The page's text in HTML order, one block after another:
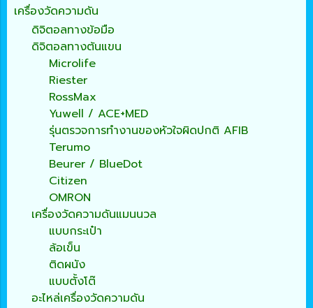
เครื่องวัดความดัน
ดิจิตอลทางข้อมือ
ดิจิตอลทางต้นแขน
Microlife
Riester
RossMax
Yuwell / ACE+MED
รุ่นตรวจการทำงานของหัวใจผิดปกติ AFIB
Terumo
Beurer / BlueDot
Citizen
OMRON
เครื่องวัดความดันแมนนวล
แบบกระเป๋า
ล้อเข็น
ติดผนัง
แบบตั้งโต๊
อะไหล่เครื่องวัดความดัน